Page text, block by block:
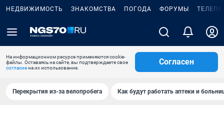
НЕДВИЖИМОСТЬ ЗНАКОМСТВА ПОГОДА ФОРУМЫ
На информационном ресурсе применяются cookie-
файлы. Оставаясь на сайте, вы подтверждаете свое
согласиена их использование.
Согласен
Перекрытия из-за велопробега Как будут работать аптеки и